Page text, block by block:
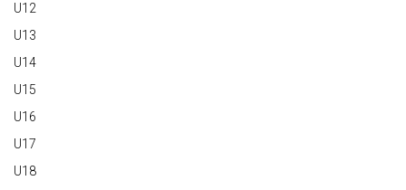
U12
U13
U14
U15
U16
U17
U18